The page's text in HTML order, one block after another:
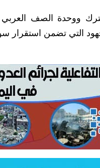
ووحدة الصف
التي تضمن استقرار